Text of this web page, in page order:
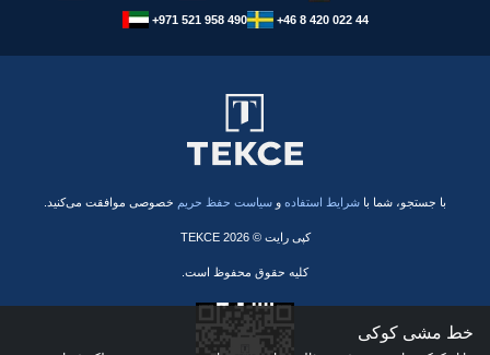
+971 521 958 490 +46 8 420 022 44
با جستجو، شما با شرایط استفاده و سیاست حفظ حریم خصوصی موافقت می‌کنید.
کپی رایت © 2026 TEKCE
کلیه حقوق محفوظ است.
خط مشی کوکی